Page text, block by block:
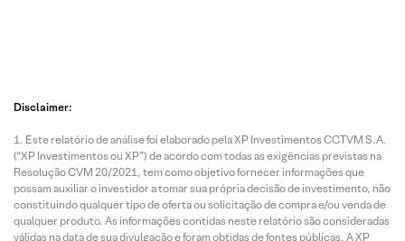
Disclaimer:
Este relatório de análise foi elaborado pela XP Investimentos CCTVM S.A.
(“XP Investimentos ou XP”) de acordo com todas as exigências previstas na
Resolução CVM 20/2021, tem como objetivo fornecer informações que
possam auxiliar o investidor a tomar sua própria decisão de investimento, não
constituindo qualquer tipo de oferta ou solicitação de compra e/ou venda de
qualquer produto. As informações contidas neste relatório são consideradas
válidas na data de sua divulgação e foram obtidas de fontes públicas. A XP